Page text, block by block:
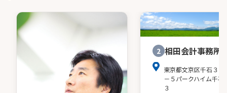
2 相田会計事務所
東京都文京区千石３－
－５パークハイム千石
３